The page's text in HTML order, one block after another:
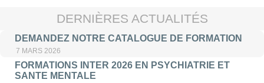
DERNIÈRES ACTUALITÉS
DEMANDEZ NOTRE CATALOGUE DE FORMATION
7 MARS 2026
FORMATIONS INTER 2026 EN PSYCHIATRIE ET
SANTE MENTALE